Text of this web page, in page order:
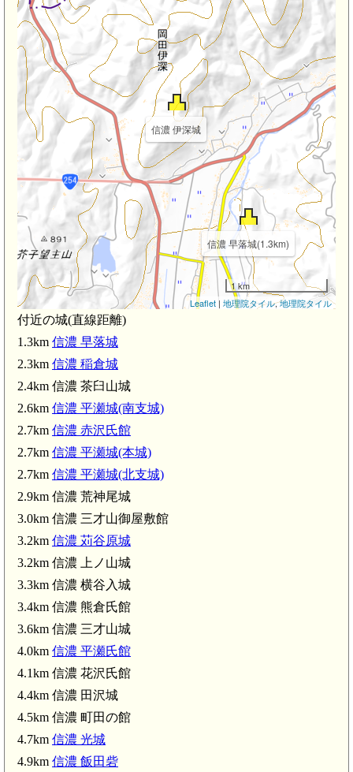
本駅(5.8km)
信濃 伊深城
信濃 早落城(1.3km)
1 km
Leaflet | 地理院タイル,地理院タイル
付近の城(直線距離)
1.3km 信濃 早落城
2.3km 信濃 稲倉城
2.4km 信濃 茶臼山城
2.6km 信濃 平瀬城(南支城)
2.7km 信濃 赤沢氏館
2.7km 信濃 平瀬城(本城)
2.7km 信濃 平瀬城(北支城)
2.9km 信濃 荒神尾城
3.0km 信濃 三才山御屋敷館
3.2km 信濃 苅谷原城
3.2km 信濃 上ノ山城
3.3km 信濃 横谷入城
3.4km 信濃 熊倉氏館
3.6km 信濃 三才山城
4.0km 信濃 平瀬氏館
4.1km 信濃 花沢氏館
4.4km 信濃 田沢城
4.5km 信濃 町田の館
4.7km 信濃 光城
4.9km 信濃 飯田砦